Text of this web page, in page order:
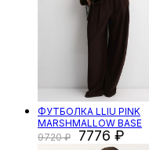
ФУТБОЛКА LLIU PINK
MARSHMALLOW BASE
9720
7776